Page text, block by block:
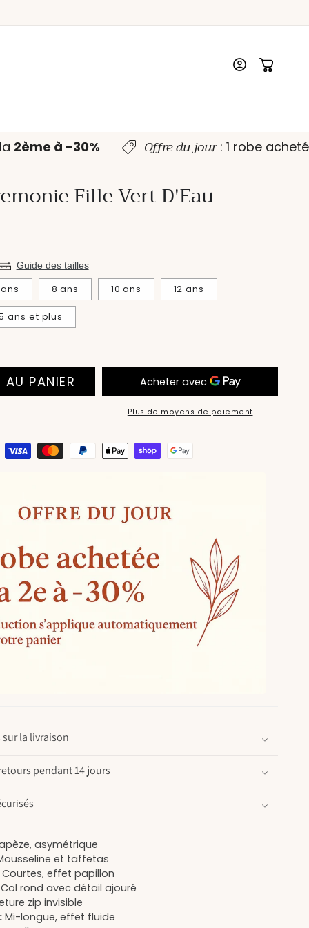
ConnexionPanier
la2ème à -30% Offre du jour: 1 robe
Fille Vert D'Eau
Guide des tailles
8 ans 10 ans 12 ans
ans et plus
PANIER
Plus de moyens de paiement
la livraison
pendant 14 jours
asymétrique
et taffetas
Courtes, effet papillon
Col rond avec détail ajouré
zip invisible
Mi-longue, effet fluide